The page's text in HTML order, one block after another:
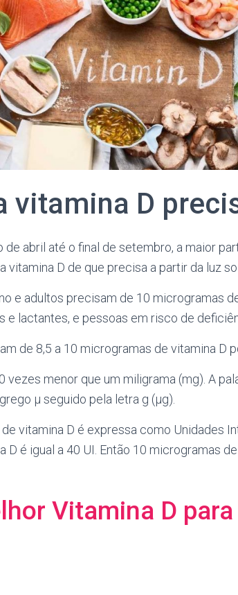
vitamina D
de abril até o final de setembro, a maior
vitamina D de que precisa a partir da luz
e adultos precisam de 10 microgramas
e lactantes, e pessoas em risco de
de 8,5 a 10 microgramas de vitamina D
vezes menor que um miligrama (mg). A
μ seguido pela letra g (μg).
vitamina D é expressa como Unidades
D é igual a 40 UI. Então 10 microgramas
Vitamina D